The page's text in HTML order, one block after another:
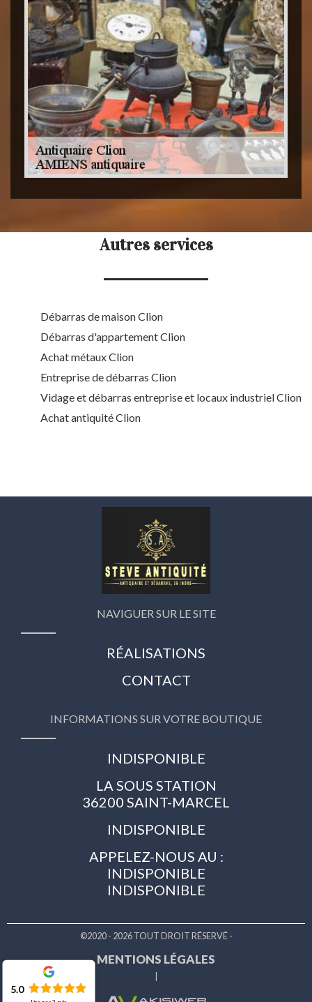
Autres services
Débarras de maison Clion
Débarras d'appartement Clion
Achat métaux Clion
Entreprise de débarras Clion
Vidage et débarras entreprise et locaux industriel Clion
Achat antiquité Clion
NAVIGUER SUR LE SITE
RÉALISATIONS
CONTACT
INFORMATIONS SUR VOTRE BOUTIQUE
INDISPONIBLE
LA SOUS STATION
36200 SAINT-MARCEL
INDISPONIBLE
APPELEZ-NOUS AU :
INDISPONIBLE
INDISPONIBLE
©2020 - 2026 TOUT DROIT RÉSERVÉ -
MENTIONS LÉGALES
5.0